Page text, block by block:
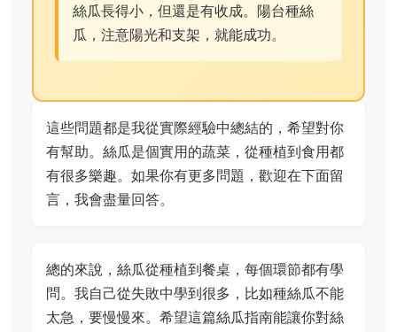
絲瓜長得小，但還是有收成。陽台種絲
瓜，注意陽光和支架，就能成功。
這些問題都是我從實際經驗中總結的，希望對你
有幫助。絲瓜是個實用的蔬菜，從種植到食用都
有很多樂趣。如果你有更多問題，歡迎在下面留
言，我會盡量回答。
總的來說，絲瓜從種植到餐桌，每個環節都有學
問。我自己從失敗中學到很多，比如種絲瓜不能
太急，要慢慢來。希望這篇絲瓜指南能讓你對絲